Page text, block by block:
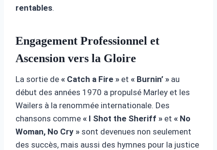
rentables.
Engagement Professionnel et
Ascension vers la Gloire
La sortie de « Catch a Fire » et « Burnin’ » au
début des années 1970 a propulsé Marley et les
Wailers à la renommée internationale. Des
chansons comme « I Shot the Sheriff » et « No
Woman, No Cry » sont devenues non seulement
des succès, mais aussi des hymnes pour la justice